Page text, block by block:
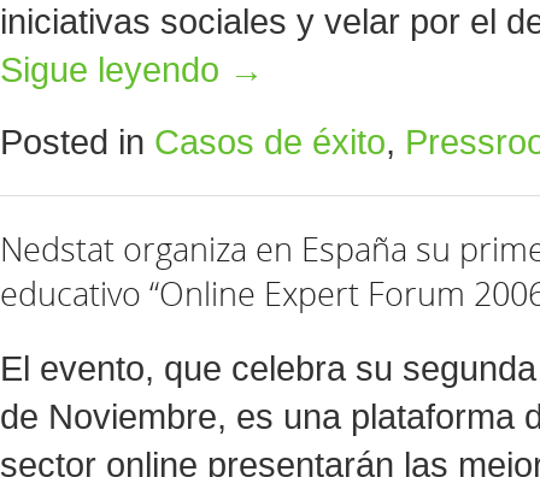
iniciativas sociales y velar por el
Sigue leyendo →
Posted in Casos de éxito,
Nedstat organiza en España su
educativo “Online Expert Forum
El evento, que celebra su
de Noviembre, es una plataforma
sector online presentarán las